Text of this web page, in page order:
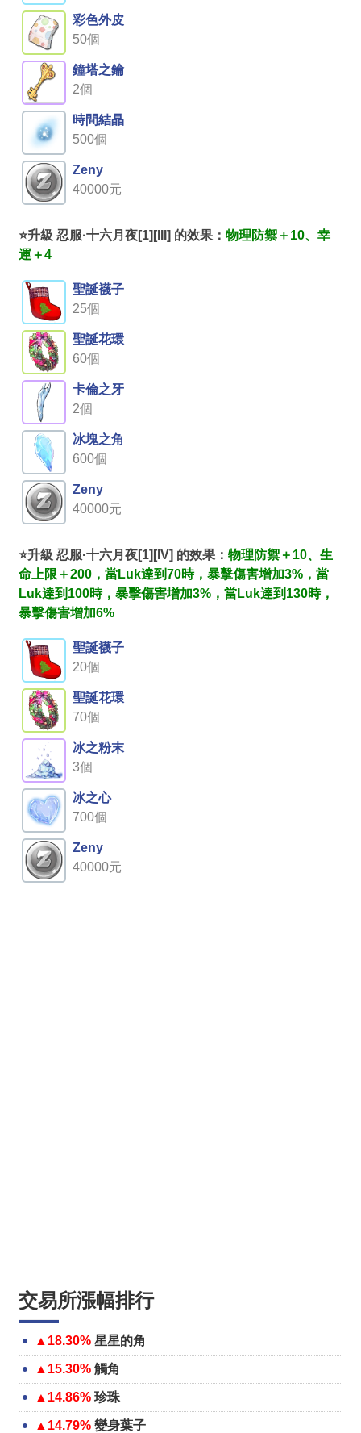
彩色外皮
50個
鐘塔之鑰
2個
時間結晶
500個
Zeny
40000元
⭐升級 忍服·十六月夜[1][III] 的效果： 物理防禦＋10、幸
運＋4
聖誕襪子
25個
聖誕花環
60個
卡倫之牙
2個
冰塊之角
600個
Zeny
40000元
⭐升級 忍服·十六月夜[1][IV] 的效果： 物理防禦＋10、生
命上限＋200，當Luk達到70時，暴擊傷害增加3%，當
Luk達到100時，暴擊傷害增加3%，當Luk達到130時，
暴擊傷害增加6%
聖誕襪子
20個
聖誕花環
70個
冰之粉末
3個
冰之心
700個
Zeny
40000元
交易所漲幅排行
▲18.30% 星星的角
▲15.30% 觸角
▲14.86% 珍珠
▲14.79% 變身葉子